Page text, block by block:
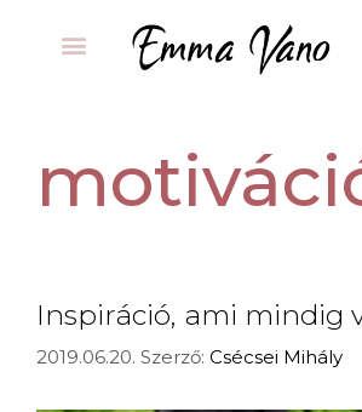
Inspiráció, ami mindig
2019.06.20. Szerző: Csécsei Mihály